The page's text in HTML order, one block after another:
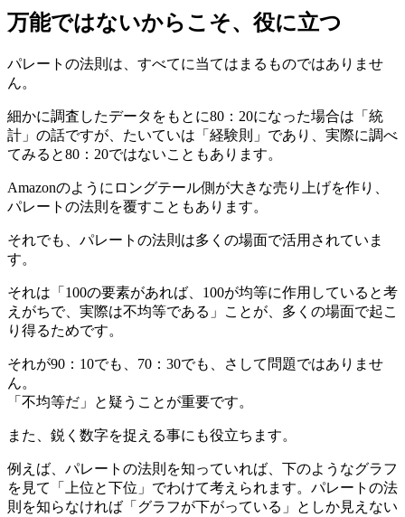
万能ではないからこそ、役に立つ
パレートの法則は、すべてに当てはまるものではありませ
ん。
細かに調査したデータをもとに80：20になった場合は「統
計」の話ですが、たいていは「経験則」であり、実際に調べ
てみると80：20ではないこともあります。
Amazonのようにロングテール側が大きな売り上げを作り、
パレートの法則を覆すこともあります。
それでも、パレートの法則は多くの場面で活用されていま
す。
それは「100の要素があれば、100が均等に作用していると考
えがちで、実際は不均等である」ことが、多くの場面で起こ
り得るためです。
それが90：10でも、70：30でも、さして問題ではありませ
ん。
「不均等だ」と疑うことが重要です。
また、鋭く数字を捉える事にも役立ちます。
例えば、パレートの法則を知っていれば、下のようなグラフ
を見て「上位と下位」でわけて考えられます。パレートの法
則を知らなければ「グラフが下がっている」としか見えない